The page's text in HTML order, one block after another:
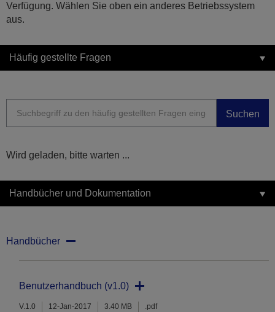
Verfügung. Wählen Sie oben ein anderes Betriebssystem
aus.
Häufig gestellte Fragen
Suchen
Wird geladen, bitte warten ...
Handbücher und Dokumentation
Handbücher
Benutzerhandbuch (v1.0)
V.1.0 12-Jan-2017 3.40 MB .pdf